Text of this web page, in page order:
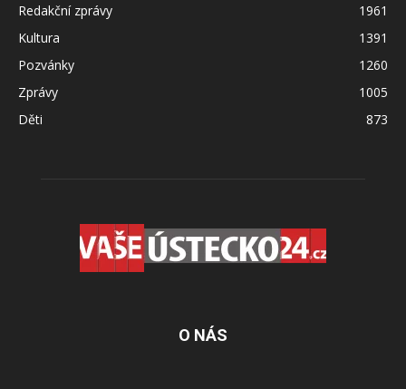
Redakční zprávy
1961
Kultura
1391
Pozvánky
1260
Zprávy
1005
Děti
873
O NÁS